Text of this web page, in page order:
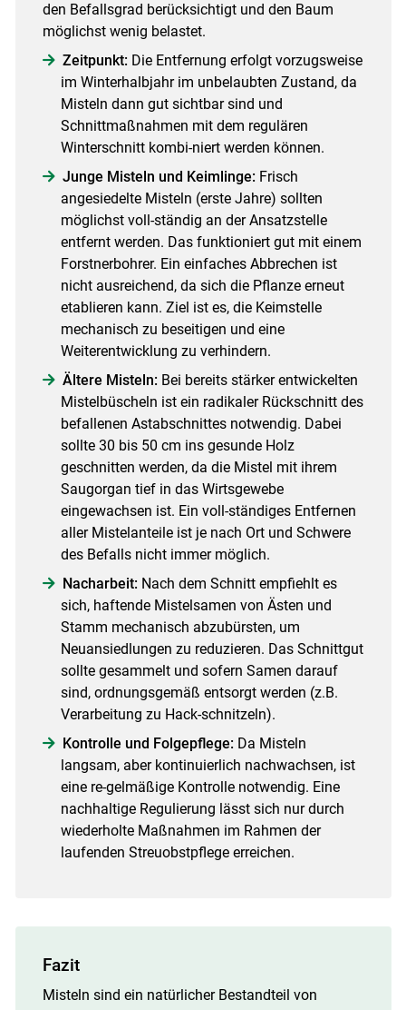
den Befallsgrad berücksichtigt und den Baum
möglichst wenig belastet.
Zeitpunkt: Die Entfernung erfolgt vorzugsweise
im Winterhalbjahr im unbelaubten Zustand, da
Misteln dann gut sichtbar sind und
Schnittmaßnahmen mit dem regulären
Winterschnitt kombi-niert werden können.
Junge Misteln und Keimlinge: Frisch
angesiedelte Misteln (erste Jahre) sollten
möglichst voll-ständig an der Ansatzstelle
entfernt werden. Das funktioniert gut mit einem
Forstnerbohrer. Ein einfaches Abbrechen ist
nicht ausreichend, da sich die Pflanze erneut
etablieren kann. Ziel ist es, die Keimstelle
mechanisch zu beseitigen und eine
Weiterentwicklung zu verhindern.
Ältere Misteln: Bei bereits stärker entwickelten
Mistelbüscheln ist ein radikaler Rückschnitt des
befallenen Astabschnittes notwendig. Dabei
sollte 30 bis 50 cm ins gesunde Holz
geschnitten werden, da die Mistel mit ihrem
Saugorgan tief in das Wirtsgewebe
eingewachsen ist. Ein voll-ständiges Entfernen
aller Mistelanteile ist je nach Ort und Schwere
des Befalls nicht immer möglich.
Nacharbeit: Nach dem Schnitt empfiehlt es
sich, haftende Mistelsamen von Ästen und
Stamm mechanisch abzubürsten, um
Neuansiedlungen zu reduzieren. Das Schnittgut
sollte gesammelt und sofern Samen darauf
sind, ordnungsgemäß entsorgt werden (z.B.
Verarbeitung zu Hack-schnitzeln).
Kontrolle und Folgepflege: Da Misteln
langsam, aber kontinuierlich nachwachsen, ist
eine re-gelmäßige Kontrolle notwendig. Eine
nachhaltige Regulierung lässt sich nur durch
wiederholte Maßnahmen im Rahmen der
laufenden Streuobstpflege erreichen.
Fazit
Misteln sind ein natürlicher Bestandteil von